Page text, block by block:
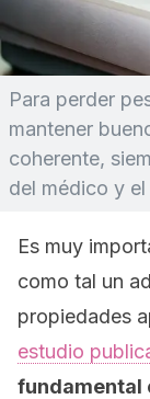
Para perder
mantener
coherente,
del médico y
Es muy
como tal un
propiedades
estudio
fundamental